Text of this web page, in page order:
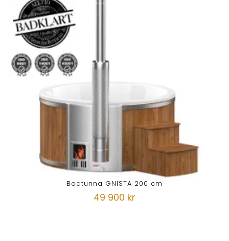
Badtunna GNISTA 200 cm
49 900 kr